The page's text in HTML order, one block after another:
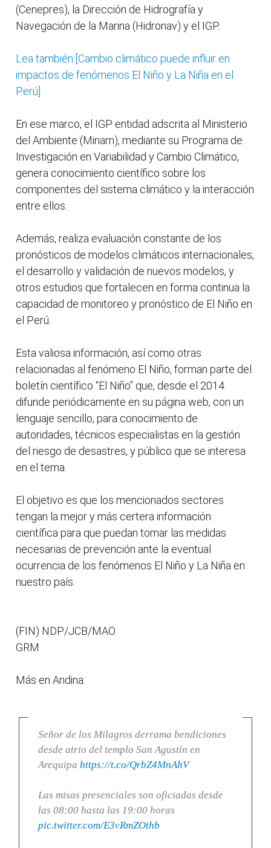
(Cenepres), la Dirección de Hidrografía y
Navegación de la Marina (Hidronav) y el IGP.
Lea también:[Cambio climático puede influir en
impactos de fenómenos El Niño y La Niña en el
Perú]
En ese marco, el IGP entidad adscrita al Ministerio
del Ambiente (Minam), mediante su Programa de
Investigación en Variabilidad y Cambio Climático,
genera conocimiento científico sobre los
componentes del sistema climático y la interacción
entre ellos.
Además, realiza evaluación constante de los
pronósticos de modelos climáticos internacionales,
el desarrollo y validación de nuevos modelos, y
otros estudios que fortalecen en forma continua la
capacidad de monitoreo y pronóstico de El Niño en
el Perú.
Esta valiosa información, así como otras
relacionadas al fenómeno El Niño, forman parte del
boletín científico “El Niño” que, desde el 2014
difunde periódicamente en su página web, con un
lenguaje sencillo, para conocimiento de
autoridades, técnicos especialistas en la gestión
del riesgo de desastres, y público que se interesa
en el tema.
El objetivo es que los mencionados sectores
tengan la mejor y más certera información
científica para que puedan tomar las medidas
necesarias de prevención ante la eventual
ocurrencia de los fenómenos El Niño y La Niña en
nuestro país.
(FIN) NDP/JCB/MAO
GRM
Más en Andina:
Señor de los Milagros derrama bendiciones
desde atrio del templo San Agustín en
Arequipa https://t.co/QrbZ4MnAhV
Las misas presenciales son oficiadas desde
las 08:00 hasta las 19:00 horas
pic.twitter.com/E3vRmZOthb